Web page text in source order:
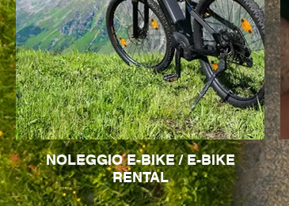
NOLEGGIO E-BIKE / E-BIKE
RENTAL